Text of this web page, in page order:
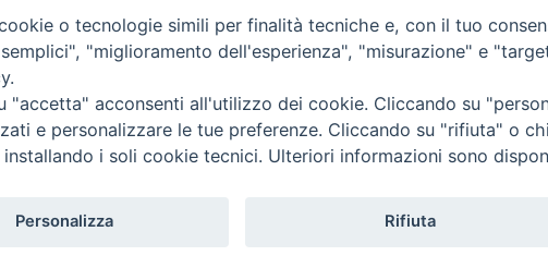
Privacy Policy Cookie Policy
riservati - Vita Trentina Editrice
o tecnologie simili per finalità tecniche e, con il tuo
"miglioramento dell'esperienza", "misurazione" e
"accetta" acconsenti all'utilizzo dei cookie. Cliccando su
e personalizzare le tue preferenze. Cliccando su "rifiuta" o
installando i soli cookie tecnici. Ulteriori informazioni sono
Personalizza Rifiuta